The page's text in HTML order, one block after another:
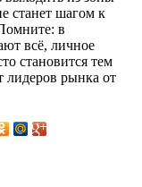
станет шагом к
в
всё, личное
становится тем
лидеров рынка от